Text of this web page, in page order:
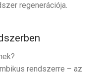
regenerációja.
rendszerre – az